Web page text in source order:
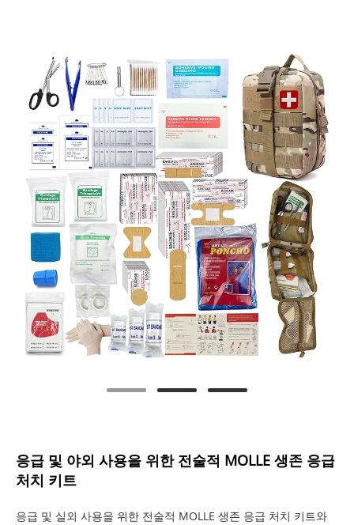
응급 및 야외 사용을 위한 전술적 MOLLE 생존 응급
처치 키트
응급 및 실외 사용을 위한 전술적 MOLLE 생존 응급 처치 키트와